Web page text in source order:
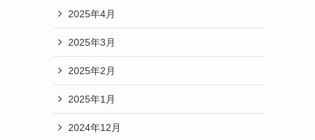
2025年4月
2025年3月
2025年2月
2025年1月
2024年12月